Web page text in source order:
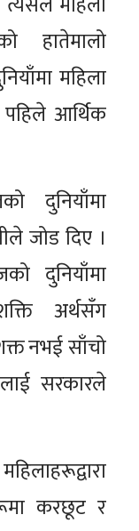
हातेमालो
महिला
आर्थिक
दुनियाँमा
जोड दिए ।
दुनियाँमा
अर्थसँग
नभई साँचो
सरकारले
करछूट र